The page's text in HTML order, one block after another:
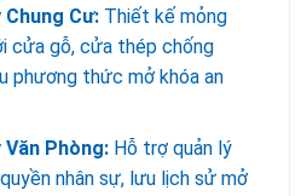
Chung Cư: Thiết kế mỏng
cửa gỗ, cửa thép chống
phương thức mở khóa an
Văn Phòng: Hỗ trợ quản lý
nhân sự, lưu lịch sử mở